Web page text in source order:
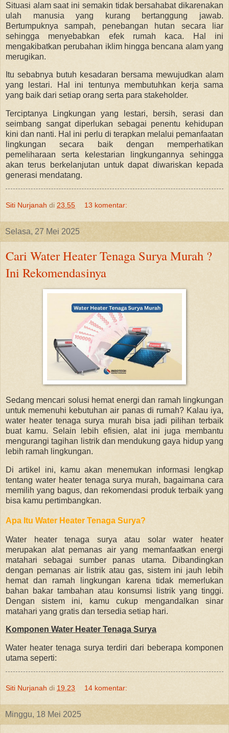
Situasi alam saat ini semakin tidak bersahabat dikarenakan
ulah manusia yang kurang bertanggung jawab.
Bertumpuknya sampah, penebangan hutan secara liar
sehingga menyebabkan efek rumah kaca. Hal ini
mengakibatkan perubahan iklim hingga bencana alam yang
merugikan.
Itu sebabnya butuh kesadaran bersama mewujudkan alam
yang lestari. Hal ini tentunya membutuhkan kerja sama
yang baik dari setiap orang serta para stakeholder.
Terciptanya Lingkungan yang lestari, bersih, serasi dan
seimbang sangat diperlukan sebagai penentu kehidupan
kini dan nanti. Hal ini perlu di terapkan melalui pemanfaatan
lingkungan secara baik dengan memperhatikan
pemeliharaan serta kelestarian lingkungannya sehingga
akan terus berkelanjutan untuk dapat diwariskan kepada
generasi mendatang.
Siti Nurjanah di 23.55 13 komentar:
Selasa, 27 Mei 2025
Cari Water Heater Tenaga Surya Murah ?
Ini Rekomendasinya
Sedang mencari solusi hemat energi dan ramah lingkungan
untuk memenuhi kebutuhan air panas di rumah? Kalau iya,
water heater tenaga surya murah bisa jadi pilihan terbaik
buat kamu. Selain lebih efisien, alat ini juga membantu
mengurangi tagihan listrik dan mendukung gaya hidup yang
lebih ramah lingkungan.
Di artikel ini, kamu akan menemukan informasi lengkap
tentang water heater tenaga surya murah, bagaimana cara
memilih yang bagus, dan rekomendasi produk terbaik yang
bisa kamu pertimbangkan.
Apa Itu Water Heater Tenaga Surya?
Water heater tenaga surya atau solar water heater
merupakan alat pemanas air yang memanfaatkan energi
matahari sebagai sumber panas utama. Dibandingkan
dengan pemanas air listrik atau gas, sistem ini jauh lebih
hemat dan ramah lingkungan karena tidak memerlukan
bahan bakar tambahan atau konsumsi listrik yang tinggi.
Dengan sistem ini, kamu cukup mengandalkan sinar
matahari yang gratis dan tersedia setiap hari.
Komponen Water Heater Tenaga Surya
Water heater tenaga surya terdiri dari beberapa komponen
utama seperti:
Siti Nurjanah di 19.23 14 komentar:
Minggu, 18 Mei 2025